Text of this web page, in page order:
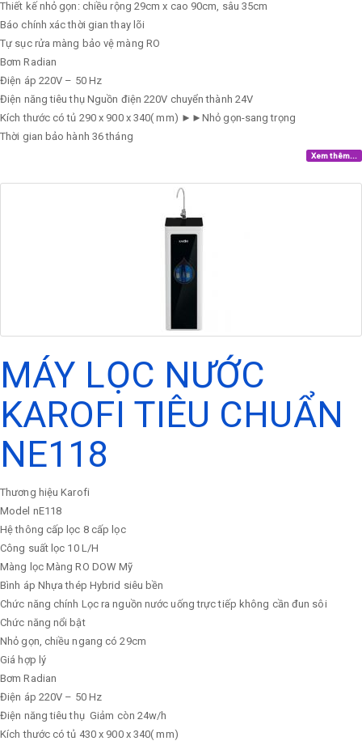
Thiết kế nhỏ gọn: chiều rộng 29cm x cao 90cm, sâu 35cm
Báo chính xác thời gian thay lõi
Tự sục rửa màng bảo vệ màng RO
Bơm Radian
Điện áp 220V – 50 Hz
Điện năng tiêu thụ Nguồn điện 220V chuyển thành 24V
Kích thước có tủ 290 x 900 x 340( mm) ►►Nhỏ gọn-sang trọng
Thời gian bảo hành 36 tháng
Xem thêm...
MÁY LỌC NƯỚC
KAROFI TIÊU CHUẨN
NE118
Thương hiệu Karofi
Model nE118
Hệ thông cấp lọc 8 cấp lọc
Công suất lọc 10 L/H
Màng lọc Màng RO DOW Mỹ
Bình áp Nhựa thép Hybrid siêu bền
Chức năng chính Lọc ra nguồn nước uống trực tiếp không cần đun sôi
Chức năng nổi bật
Nhỏ gọn, chiều ngang có 29cm
Giá hợp lý
Bơm Radian
Điện áp 220V – 50 Hz
Điện năng tiêu thụ Giảm còn 24w/h
Kích thước có tủ 430 x 900 x 340( mm)